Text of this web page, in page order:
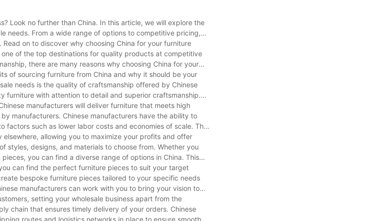
praebet ad legendum, relaxandum, vel etiam laborandum.
elegantiam coniungunt, eas perfectas reddens pro quolibet
tui considera. Interest sellam eligere quae supellectilem
ut atmosphaeram tranquillam crees.
Cum optionibus a formis classicis ad pulchritudinem
Praeterea, emendo pretio viliori, his rebus luxuriosis frui
elegans apparet, sed etiam bene senescit, domui tuae
est eius durabilitas. Dissimilis optionibus textilibus,
apparatum cenatorium aptum magnam differentiam facere
sex ob plures causas popularis est. Primo, satis sedium
cenatoriis, aequilibrium inter spatium apertum et
veniunt — a nitidis et modernis ad rusticum et
singularem complent dum proposito utili serviunt.
vitae ratione tua congruat. Cum mensam et sellas sex eligis,
propendes an aliquid magis traditionale mavis?
praedita et cruribus metallicis, pulchre in spatiis
domi videri potest. Memento, mensa cenatoria perfecta non
est.
Look no further than China. In this article, we will explore the
needs. From a wide range of options to competitive pricing,
on to discover why choosing China for your furniture
of the top destinations for quality products at competitive
there are many reasons why choosing China for your
of sourcing furniture from China and why it should be your
needs is the quality of craftsmanship offered by Chinese
furniture with attention to detail and superior craftsmanship.
manufacturers will deliver furniture that meets high
manufacturers. Chinese manufacturers have the ability to
such as lower labor costs and economies of scale. This
allowing you to maximize your profits and offer
styles, designs, and materials to choose from. Whether you
you can find a diverse range of options in China. This
can find the perfect furniture pieces to suit your target
bespoke furniture pieces tailored to your specific needs
manufacturers can work with you to bring your vision to
setting your wholesale business apart from the
chain that ensures timely delivery of your orders. Chinese
routes and logistics networks in place to ensure smooth